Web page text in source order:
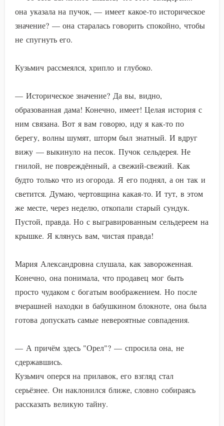
она указала на пучок, — имеет какое-то историческое
значение? — она старалась говорить спокойно, чтобы
не спугнуть его.
Кузьмич рассмеялся, хрипло и глубоко.
— Историческое значение? Да вы, видно,
образованная дама! Конечно, имеет! Целая история с
ним связана. Вот я вам говорю, иду я как-то по
берегу, волны шумят, шторм был знатный. И вдруг
вижу — выкинуло на песок. Пучок сельдерея. Не
гнилой, не повреждённый, а свежий-свежий. Как
будто только что из огорода. Я его поднял, а он так и
светится. Думаю, чертовщина какая-то. И тут, в этом
же месте, через неделю, откопали старый сундук.
Пустой, правда. Но с выгравированным сельдереем на
крышке. Я клянусь вам, чистая правда!
Мария Александровна слушала, как завороженная.
Конечно, она понимала, что продавец мог быть
просто чудаком с богатым воображением. Но после
вчерашней находки в бабушкином блокноте, она была
готова допускать самые невероятные совпадения.
— А причём здесь "Орел"? — спросила она, не
сдержавшись.
Кузьмич оперся на прилавок, его взгляд стал
серьёзнее. Он наклонился ближе, словно собираясь
рассказать великую тайну.